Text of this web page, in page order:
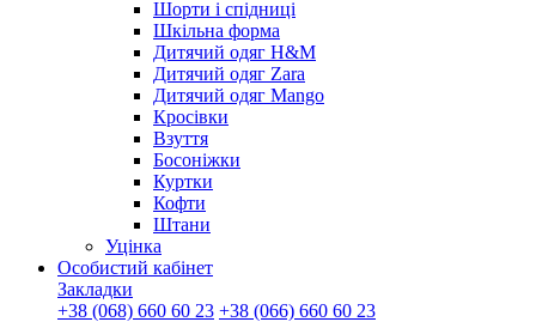
Шорти і спідниці
Шкільна форма
Дитячий одяг H&M
Дитячий одяг Zara
Дитячий одяг Mango
Кросівки
Взуття
Босоніжки
Куртки
Кофти
Штани
Уцінка
Особистий кабінет
Закладки
+38 (068) 660 60 23 +38 (066) 660 60 23